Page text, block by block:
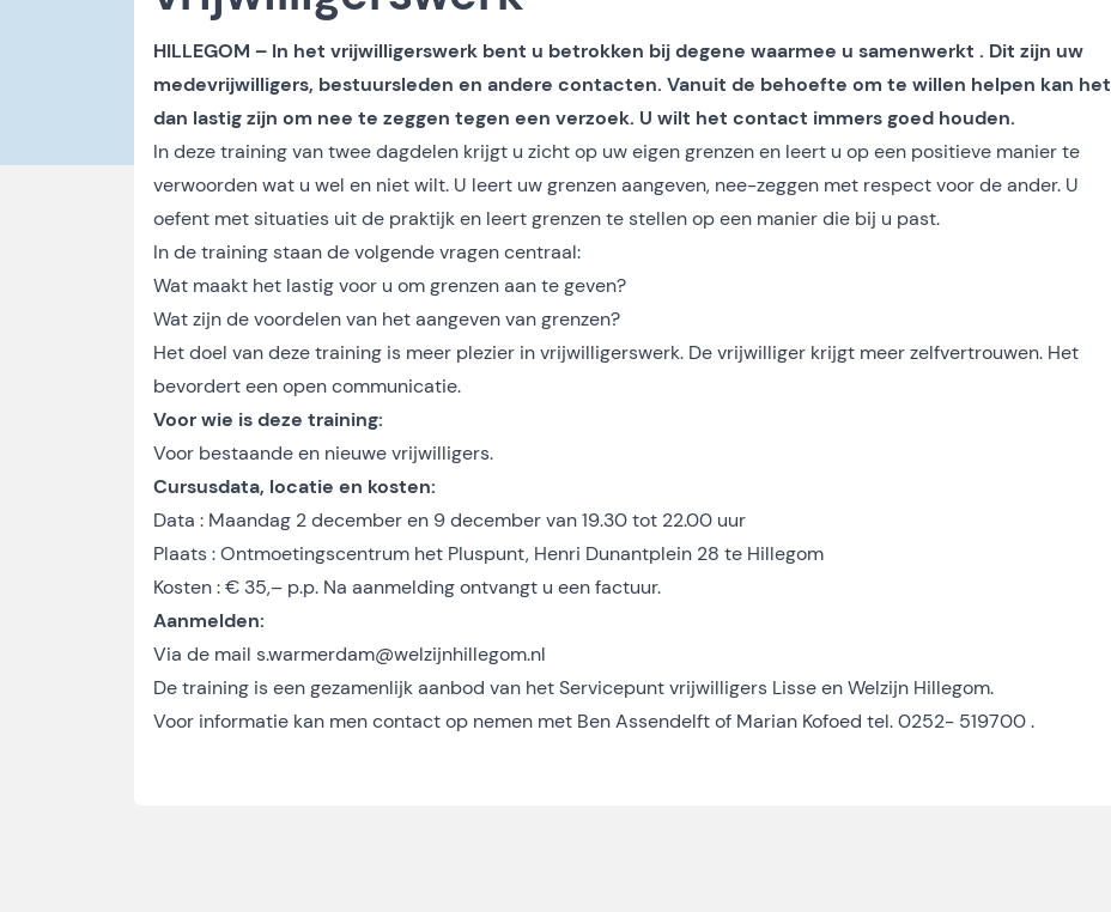
HILLEGOM – In het vrijwilligerswerk bent u betrokken bij degene waarmee u samenwerkt . Dit zijn uw
medevrijwilligers, bestuursleden en andere contacten. Vanuit de behoefte om te willen helpen kan het
dan lastig zijn om nee te zeggen tegen een verzoek. U wilt het contact immers goed houden.
In deze training van twee dagdelen krijgt u zicht op uw eigen grenzen en leert u op een positieve manier te
verwoorden wat u wel en niet wilt. U leert uw grenzen aangeven, nee-zeggen met respect voor de ander. U
oefent met situaties uit de praktijk en leert grenzen te stellen op een manier die bij u past.
In de training staan de volgende vragen centraal:
Wat maakt het lastig voor u om grenzen aan te geven?
Wat zijn de voordelen van het aangeven van grenzen?
Het doel van deze training is meer plezier in vrijwilligerswerk. De vrijwilliger krijgt meer zelfvertrouwen. Het
bevordert een open communicatie.
Voor wie is deze training:
Voor bestaande en nieuwe vrijwilligers.
Cursusdata, locatie en kosten:
Data : Maandag 2 december en 9 december van 19.30 tot 22.00 uur
Plaats : Ontmoetingscentrum het Pluspunt, Henri Dunantplein 28 te Hillegom
Kosten : € 35,– p.p. Na aanmelding ontvangt u een factuur.
Aanmelden:
Via de mail s.warmerdam@welzijnhillegom.nl
De training is een gezamenlijk aanbod van het Servicepunt vrijwilligers Lisse en Welzijn Hillegom.
Voor informatie kan men contact op nemen met Ben Assendelft of Marian Kofoed tel. 0252- 519700 .